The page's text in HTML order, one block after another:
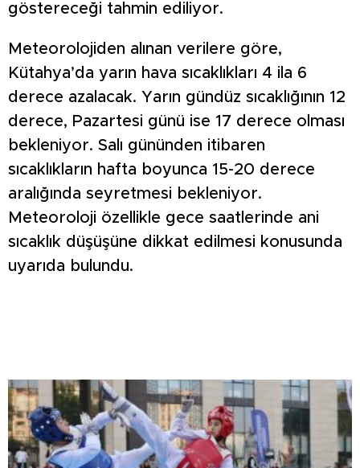
göstereceği tahmin ediliyor.
Meteorolojiden alınan verilere göre,
Kütahya’da yarın hava sıcaklıkları 4 ila 6
derece azalacak. Yarın gündüz sıcaklığının 12
derece, Pazartesi günü ise 17 derece olması
bekleniyor. Salı gününden itibaren
sıcaklıkların hafta boyunca 15-20 derece
aralığında seyretmesi bekleniyor.
Meteoroloji özellikle gece saatlerinde ani
sıcaklık düşüşüne dikkat edilmesi konusunda
uyarıda bulundu.